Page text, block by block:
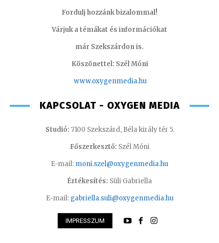
Fordulj hozzánk bizalommal!
Várjuk a témákat és információkat
már Szekszárdon is.
Köszönettel: Szél Móni
www.oxygenmedia.hu
KAPCSOLAT - OXYGEN MEDIA
Studió: 7100 Szekszárd, Béla király tér 5.
Főszerkesztő: Szél Móni
E-mail: moni.szel@oxygenmedia.hu
Értékesítés: Süli Gabriella
E-mail: gabriella.suli@oxygenmedia.hu
IMPRESSZUM